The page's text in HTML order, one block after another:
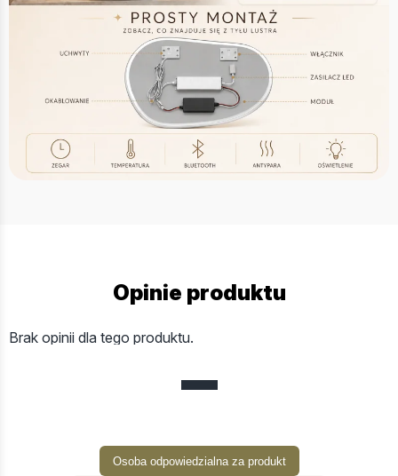
Opinie produktu
Brak opinii dla tego produktu.
Osoba odpowiedzialna za produkt